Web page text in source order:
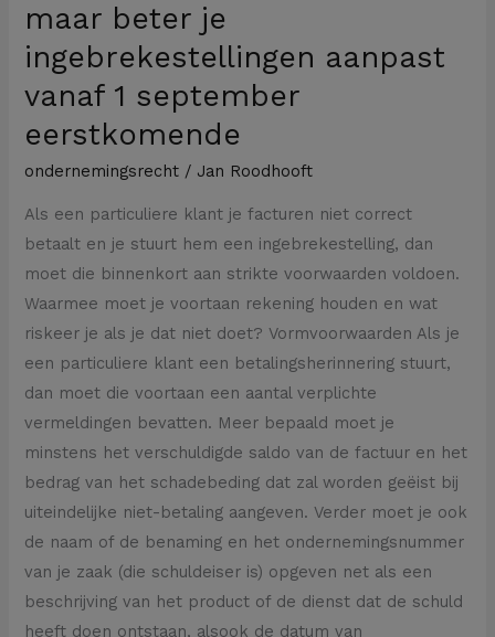
maar beter je
ingebrekestellingen aanpast
vanaf 1 september
eerstkomende
ondernemingsrecht / Jan Roodhooft
Als een particuliere klant je facturen niet correct
betaalt en je stuurt hem een ingebrekestelling, dan
moet die binnenkort aan strikte voorwaarden voldoen.
Waarmee moet je voortaan rekening houden en wat
riskeer je als je dat niet doet? Vormvoorwaarden Als je
een particuliere klant een betalingsherinnering stuurt,
dan moet die voortaan een aantal verplichte
vermeldingen bevatten. Meer bepaald moet je
minstens het verschuldigde saldo van de factuur en het
bedrag van het schadebeding dat zal worden geëist bij
uiteindelijke niet-betaling aangeven. Verder moet je ook
de naam of de benaming en het ondernemingsnummer
van je zaak (die schuldeiser is) opgeven net als een
beschrijving van het product of de dienst dat de schuld
heeft doen ontstaan, alsook de datum van